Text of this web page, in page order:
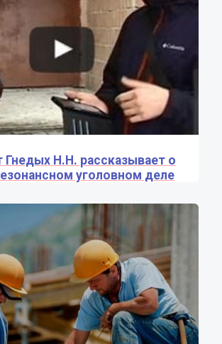
Гнедых Н.Н. рассказывает о
уголовном деле